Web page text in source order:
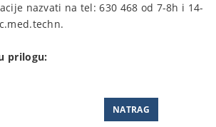
nazvati na tel: 630 468 od 7-8h i 14-
prilogu:
NATRAG